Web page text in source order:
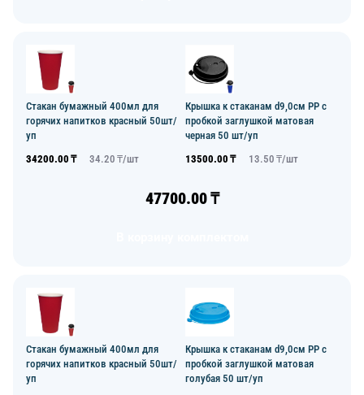
Стакан бумажный 400мл для
горячих напитков красный 50шт/
уп
34200.00 ₸ 34.20 ₸/шт
Крышка к стаканам d9,0см PP с
пробкой заглушкой матовая
черная 50 шт/уп
13500.00 ₸ 13.50 ₸/шт
47700.00₸
Стакан бумажный 400мл для
горячих напитков красный 50шт/
уп
Крышка к стаканам d9,0см PP с
пробкой заглушкой матовая
голубая 50 шт/уп